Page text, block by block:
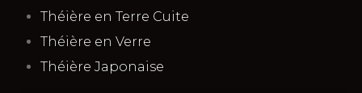
Théière en Terre Cuite
Théière en Verre
Théière Japonaise